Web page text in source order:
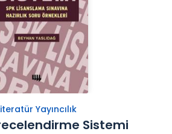
Yayıncılık
Sistemi